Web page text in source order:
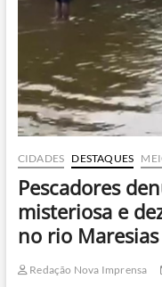
vítimas
das
em
Ubatuba
CIDADES DESTAQUES
Pescadores
misteriosa e
no rio Maresias
Redação Nova Imprensa